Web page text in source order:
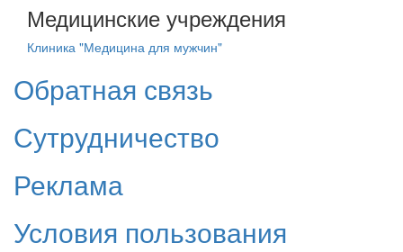
Медицинские учреждения
Клиника "Медицина для мужчин"
Обратная связь
Сутрудничество
Реклама
Условия пользования